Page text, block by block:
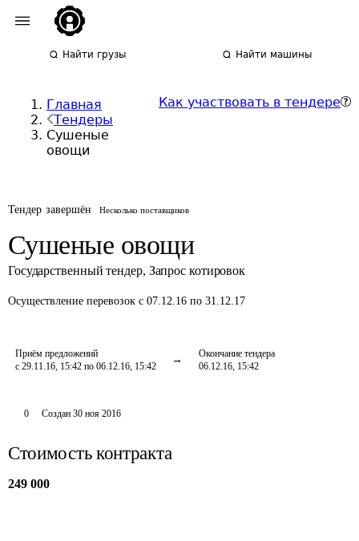
Найти грузы Найти машины
Главная
Тендеры
Сушеные
овощи
Как участвовать в тендере
Тендер завершён Несколько поставщиков
Сушеные овощи
Государственный тендер, Запрос котировок
Осуществление перевозок с 07.12.16 по 31.12.17
Приём предложений
с 29.11.16, 15:42 по 06.12.16, 15:42
Окончание тендера
06.12.16, 15:42
0 Создан 30 ноя 2016
Стоимость контракта
249 000